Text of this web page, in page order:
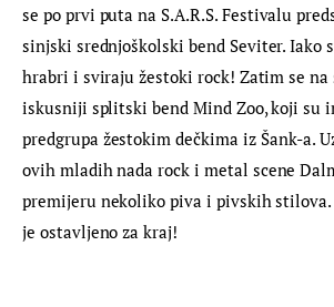
se po prvi puta na S.A.R.S. Festivalu
sinjski srednjoškolski bend Seviter. Iako
hrabri i sviraju žestoki rock! Zatim se na
iskusniji splitski bend Mind Zoo, koji su
predgrupa žestokim dečkima iz Šank-a.
ovih mladih nada rock i metal scene
premijeru nekoliko piva i pivskih stilova.
je ostavljeno za kraj!